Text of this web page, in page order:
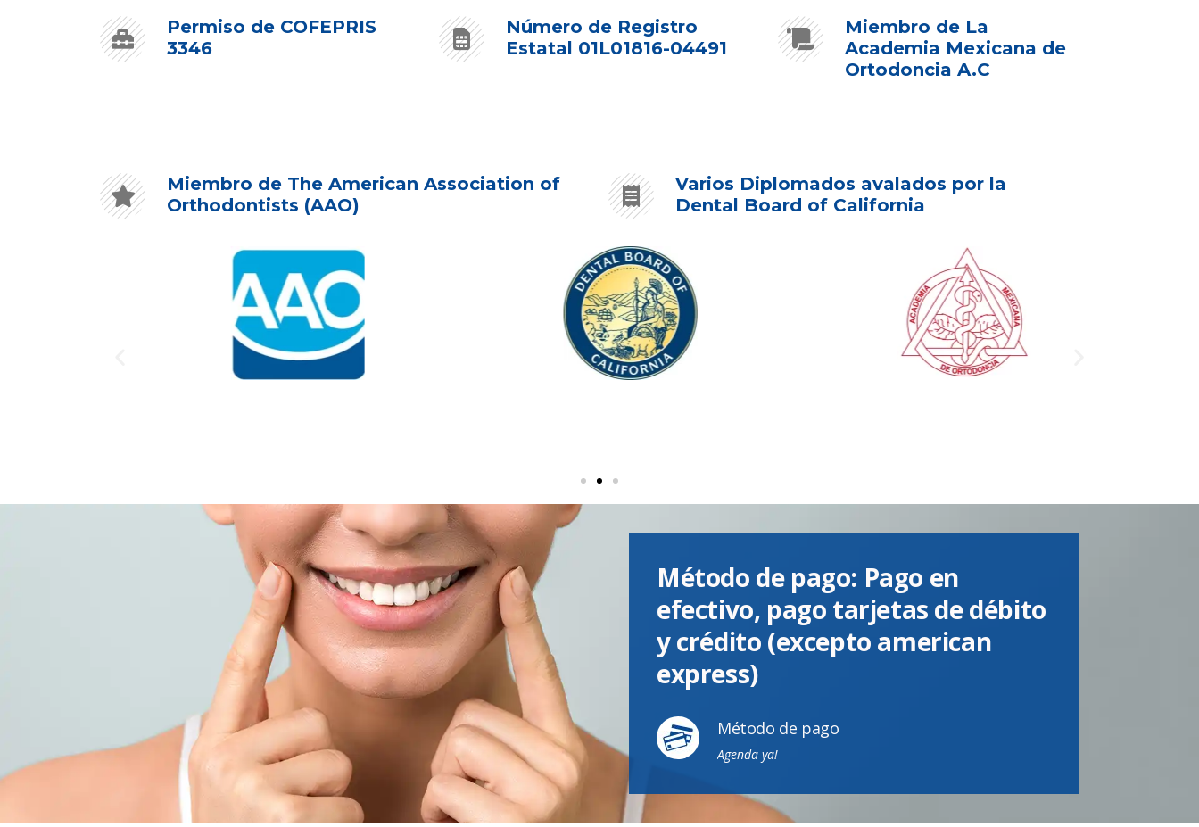
Permiso de COFEPRIS
3346
Número de Registro
Estatal 01L01816-04491
Miembro de La
Academia Mexicana de
Ortodoncia A.C
Miembro de The American Association of
Orthodontists (AAO)
Varios Diplomados avalados por la
Dental Board of California
Método de pago: Pago en
efectivo, pago tarjetas de débito
y crédito (excepto american
express)
Método de pago
Agenda ya!